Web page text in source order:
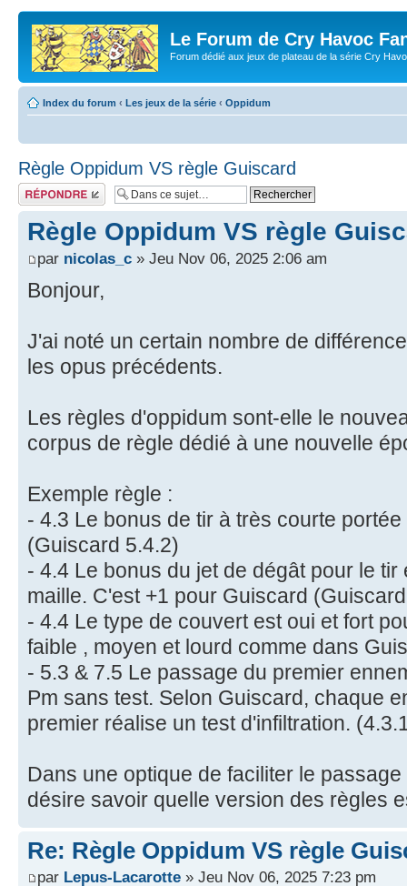
Le Forum de Cry Havoc
Forum dédié aux jeux de plateau de la série Cry
Index du forum ‹ Les jeux de la série ‹ Oppidum
Règle Oppidum VS règle Guiscard
Répondre
Règle Oppidum VS règle
par nicolas_c » Jeu Nov 06, 2025 2:06 am
Bonjour,
J'ai noté un certain nombre de
les opus précédents.
Les règles d'oppidum sont-elle le
corpus de règle dédié à une nouvelle
Exemple règle :
- 4.3 Le bonus de tir à très courte
(Guiscard 5.4.2)
- 4.4 Le bonus du jet de dégât pour le
maille. C'est +1 pour Guiscard
- 4.4 Le type de couvert est oui et fort
faible , moyen et lourd comme dans
- 5.3 & 7.5 Le passage du premier
Pm sans test. Selon Guiscard, chaque
premier réalise un test d'infiltration.
Dans une optique de faciliter le
désire savoir quelle version des règles
Re: Règle Oppidum VS règle
par Lepus-Lacarotte » Jeu Nov 06, 2025 7:23 pm